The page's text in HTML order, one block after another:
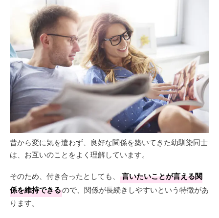
昔から変に気を遣わず、良好な関係を築いてきた幼馴染同士
は、お互いのことをよく理解しています。
そのため、付き合ったとしても、
言いたいことが言える関
係を維持できるので、関係が長続きしやすいという特徴があ
ります。